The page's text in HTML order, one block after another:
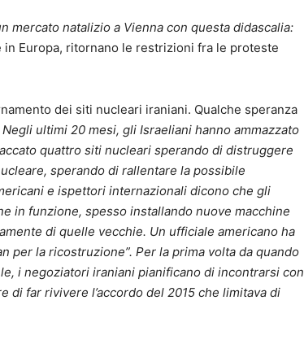
mercato natalizio a Vienna con questa didascalia:
Europa, ritornano le restrizioni fra le proteste
dei siti nucleari iraniani. Qualche speranza
Negli ultimi 20 mesi, gli Israeliani hanno ammazzato
quattro siti nucleari sperando di distruggere
sperando di rallentare la possibile
e ispettori internazionali dicono che gli
in funzione, spesso installando nuove macchine
di quelle vecchie. Un ufficiale americano ha
per la ricostruzione”. Per la prima volta da quando
i negoziatori iraniani pianificano di incontrarsi con
far rivivere l’accordo del 2015 che limitava di